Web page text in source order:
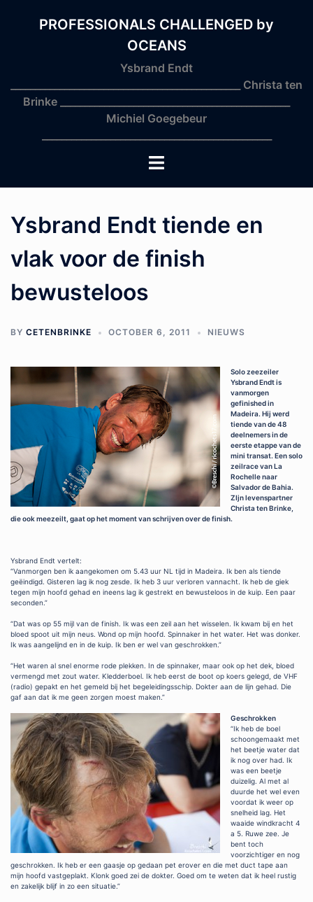
PROFESSIONALS CHALLENGED by
OCEANS
Ysbrand Endt
_______________________________________________ Christa ten
Brinke _______________________________________________
Michiel Goegebeur
Toggle
menu
Ysbrand Endt tiende en
vlak voor de finish
bewusteloos
BY CETENBRINKE OCTOBER 6, 2011 NIEUWS
Solo zeezeiler
Ysbrand Endt is
vanmorgen
gefinished in
Madeira. Hij werd
tiende van de 48
deelnemers in de
eerste etappe van de
mini transat. Een solo
zeilrace van La
Rochelle naar
Salvador de Bahia.
ZIjn levenspartner
Christa ten Brinke,
die ook meezeilt, gaat op het moment van schrijven over de finish.
Ysbrand Endt vertelt:
“Vanmorgen ben ik aangekomen om 5.43 uur NL tijd in Madeira. Ik ben als tiende
geëindigd. Gisteren lag ik nog zesde. Ik heb 3 uur verloren vannacht. Ik heb de giek
tegen mijn hoofd gehad en ineens lag ik gestrekt en bewusteloos in de kuip. Een paar
seconden.”
“Dat was op 55 mijl van de finish. Ik was een zeil aan het wisselen. Ik kwam bij en het
bloed spoot uit mijn neus. Wond op mijn hoofd. Spinnaker in het water. Het was donker.
Ik was aangelijnd en in de kuip. Ik ben er wel van geschrokken.”
“Het waren al snel enorme rode plekken. In de spinnaker, maar ook op het dek, bloed
vermengd met zout water. Kledderboel. Ik heb eerst de boot op koers gelegd, de VHF
(radio) gepakt en het gemeld bij het begeleidingsschip. Dokter aan de lijn gehad. Die
gaf aan dat ik me geen zorgen moest maken.”
Geschrokken
“Ik heb de boel
schoongemaakt met
het beetje water dat
ik nog over had. Ik
was een beetje
duizelig. Al met al
duurde het wel even
voordat ik weer op
snelheid lag. Het
waaide windkracht 4
a 5. Ruwe zee. Je
bent toch
voorzichtiger en nog
geschrokken. Ik heb er een gaasje op gedaan pet erover en die met duct tape aan
mijn hoofd vastgeplakt. Klonk goed zei de dokter. Goed om te weten dat ik heel rustig
en zakelijk blijf in zo een situatie.”